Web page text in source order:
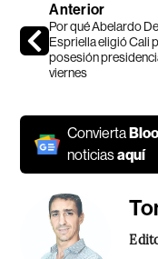
Anterior
Por qué Abelardo
Espriella eligió Cali
posesión
viernes
Convierta
noticiasaquí